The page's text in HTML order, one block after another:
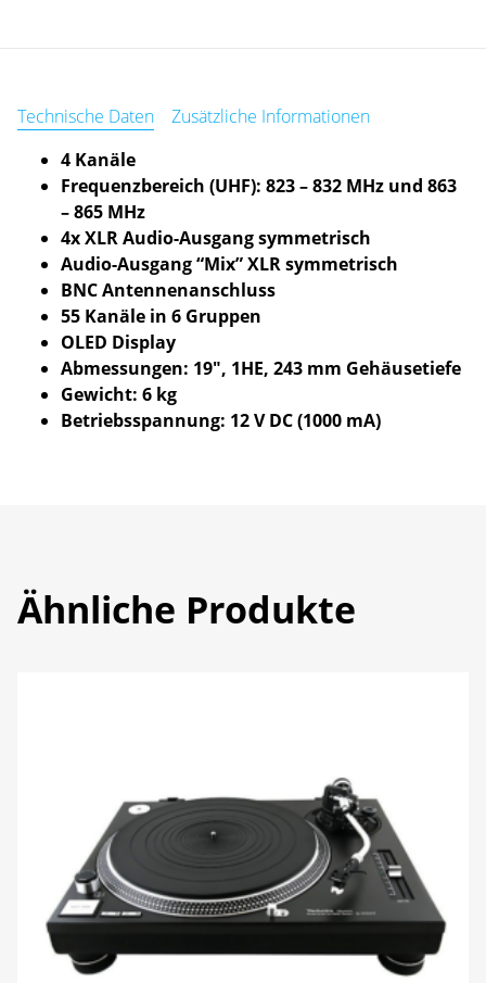
Technische Daten
Zusätzliche Informationen
4 Kanäle
Frequenzbereich (UHF): 823 – 832 MHz und 863
– 865 MHz
4x XLR Audio-Ausgang symmetrisch
Audio-Ausgang “Mix” XLR symmetrisch
BNC Antennenanschluss
55 Kanäle in 6 Gruppen
OLED Display
Abmessungen: 19″, 1HE, 243 mm Gehäusetiefe
Gewicht: 6 kg
Betriebsspannung: 12 V DC (1000 mA)
Ähnliche Produkte